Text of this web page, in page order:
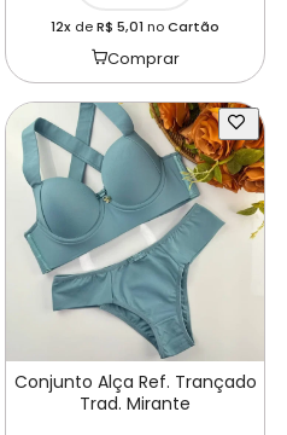
12x deR$ 5,01 noCartão
Comprar
Conjunto Alça Ref. Trançado
Trad. Mirante